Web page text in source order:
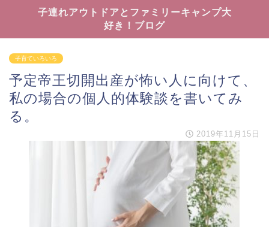
子連れアウトドアとファミリーキャンプ大
好き！ブログ
子育ていろいろ
予定帝王切開出産が怖い人に向けて、
私の場合の個人的体験談を書いてみ
る。
2019年11月15日